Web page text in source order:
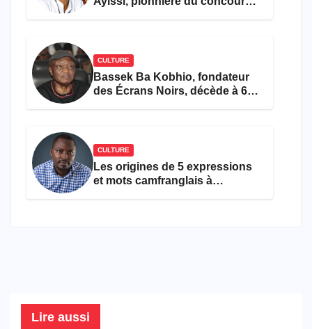
CULTURE
Bassek Ba Kobhio, fondateur
des Écrans Noirs, décède à 69
CULTURE
Les origines de 5 expressions
et mots camfranglais à
Lire aussi